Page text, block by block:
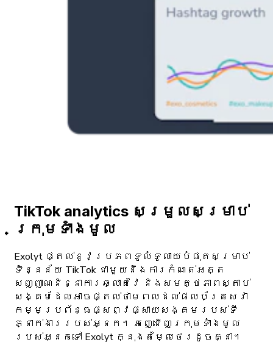
TikTok analytics សម្រួលសម្រាប់
ក្រុមទាំងមូល
Exolyt ផ្តល់នូវប្រភពទូលំទូលាយបំផុតសម្រាប់
ទិន្នន័យ TikTok ជាមួយនឹងការកំណត់អត្ត
សញ្ញាណនិន្នាការឆ្លាតវៃ និងសមត្ថភាពស្តាប់
សង្គមដែលអាចផ្តល់ថាមពលដល់ផលប័ត្រសេវា
កម្មប្រព័ន្ធផ្សព្វផ្សាយសង្គមរបស់ទី
ភ្នាក់ងាររបស់អ្នក។ អញ្ជើញក្រុមទាំងមូល
របស់អ្នកទៅ Exolyt ក្នុងតម្លៃថេរដូចគ្នា។